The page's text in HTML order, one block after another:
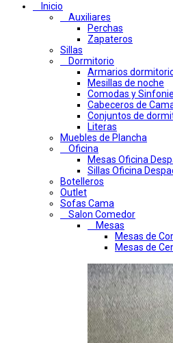
Inicio
Auxiliares
Perchas
Zapateros
Sillas
Dormitorio
Armarios
Mesillas de noche
Comodas y
Cabeceros de
Conjuntos de
Literas
Muebles de Plancha
Oficina
Mesas Oficina
Sillas Oficina
Botelleros
Outlet
Sofas Cama
Salon Comedor
Mesas
Mesas de
Mesas de